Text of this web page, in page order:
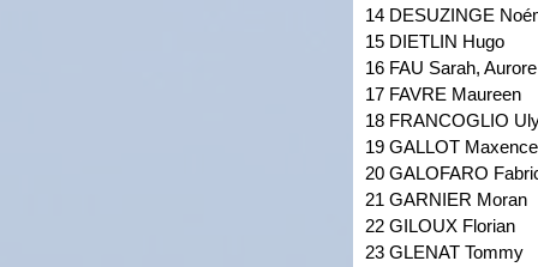
14 DESUZINGE
15 DIETLIN Hugo
16 FAU Sarah, Aurore
17 FAVRE Maureen
18 FRANCOGLIO
19 GALLOT Maxence
20 GALOFARO
21 GARNIER Moran
22 GILOUX Florian
23 GLENAT Tommy